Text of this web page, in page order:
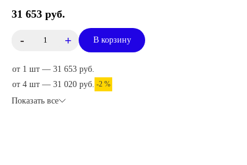
31 653 руб.
- + В корзину
от 1 шт — 31 653 руб.
от 4 шт — 31 020 руб. -2 %
Показать все